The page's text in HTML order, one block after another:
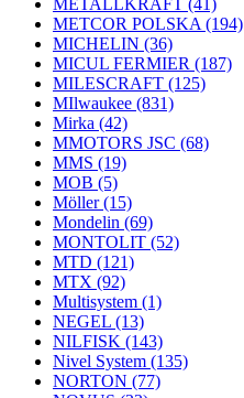
METALLKRAFT (41)
METCOR POLSKA (194)
MICHELIN (36)
MICUL FERMIER (187)
MILESCRAFT (125)
MIlwaukee (831)
Mirka (42)
MMOTORS JSC (68)
MMS (19)
MOB (5)
Möller(15)
Mondelin (69)
MONTOLIT (52)
MTD (121)
MTX (92)
Multisystem (1)
NEGEL (13)
NILFISK (143)
Nivel System (135)
NORTON (77)